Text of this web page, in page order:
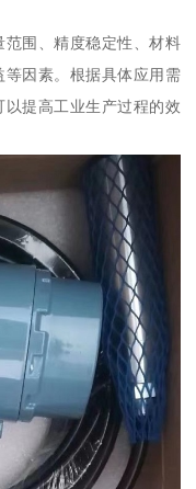
围、精度稳定性、材料
因素。根据具体应用需
提高工业生产过程的效